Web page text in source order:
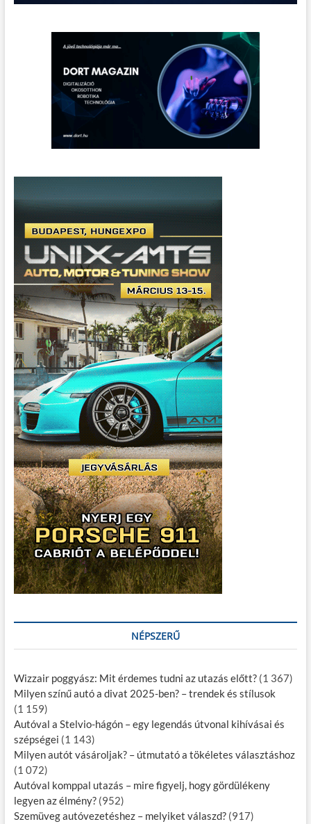
NÉPSZERŰ
Wizzair poggyász: Mit érdemes tudni az utazás előtt? (1 367)
Milyen színű autó a divat 2025-ben? – trendek és stílusok
(1 159)
Autóval a Stelvio-hágón – egy legendás útvonal kihívásai és
szépségei (1 143)
Milyen autót vásároljak? – útmutató a tökéletes választáshoz
(1 072)
Autóval komppal utazás – mire figyelj, hogy gördülékeny
legyen az élmény? (952)
Szemüveg autóvezetéshez – melyiket válaszd? (917)